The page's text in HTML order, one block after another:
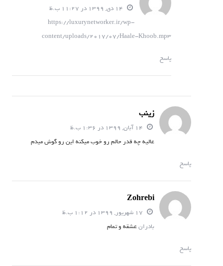
https://luxurynetworker.ir/wp-
content/uploads/2017/07/Haale-Khoob.mp3
پاسخ
زینب
عالیه چه قدر حالم رو خوب میکنه این رو گوش میدم
پاسخ
Zohrebi
بادرانعشقه و تمام
پاسخ